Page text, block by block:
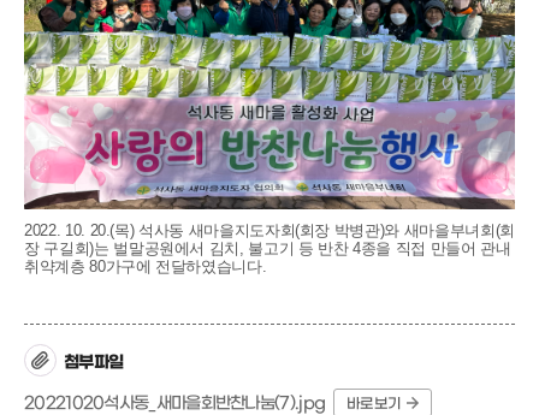
2022. 10. 20.(목) 석사동 새마을지도자회(회장 박병관)와 새마을부녀회(회
장 구길회)는 벌말공원에서 김치, 불고기 등 반찬 4종을 직접 만들어 관내
취약계층 80가구에 전달하였습니다.
첨부파일
20221020석사동_새마을회반찬나눔(7).jpg
바로보기